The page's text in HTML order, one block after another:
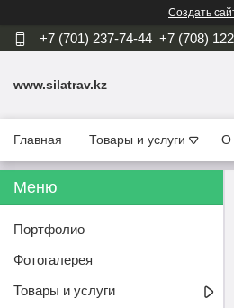
Создать
+7 (701) 237-74-44 +7 (708)
www.silatrav.kz
Главная Товары и услуги О
Портфолио
Фотогалерея
Товары и услуги